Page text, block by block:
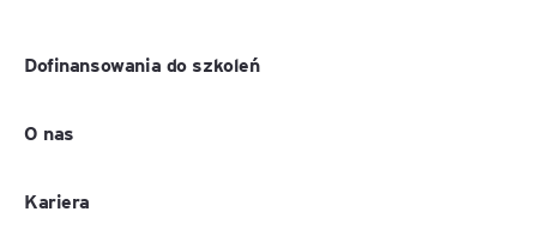
Dofinansowania do szkoleń
O nas
Kariera